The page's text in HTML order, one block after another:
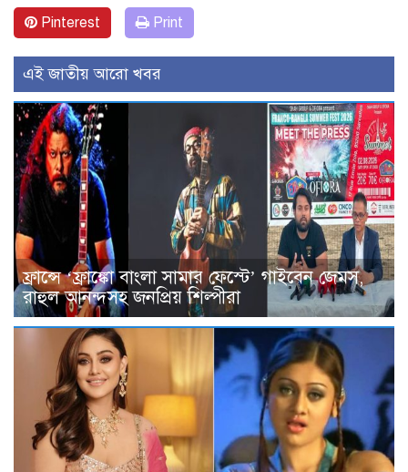
Pinterest Print
এই জাতীয় আরো খবর
ফ্রান্সে ‘ফ্রাঙ্কো বাংলা সামার ফেস্টে’ গাইবেন জেমস,
রাহুল আনন্দসহ জনপ্রিয় শিল্পীরা